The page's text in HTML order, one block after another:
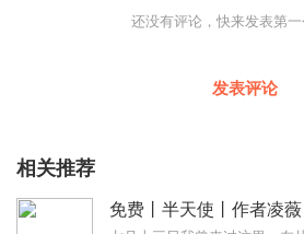
还没有评论，快来发表第一
发表评论
相关推荐
免费丨半天使丨作者凌